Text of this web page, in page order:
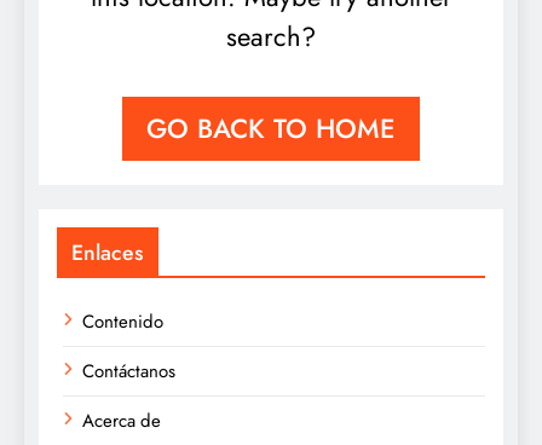
search?
GO BACK TO HOME
Enlaces
Contenido
Contáctanos
Acerca de